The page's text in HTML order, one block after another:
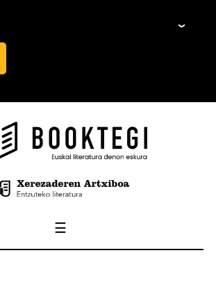
☰